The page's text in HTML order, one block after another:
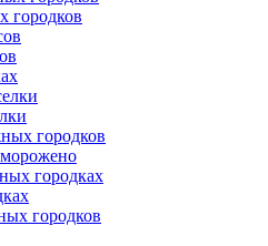
городков
городков
городках
городков